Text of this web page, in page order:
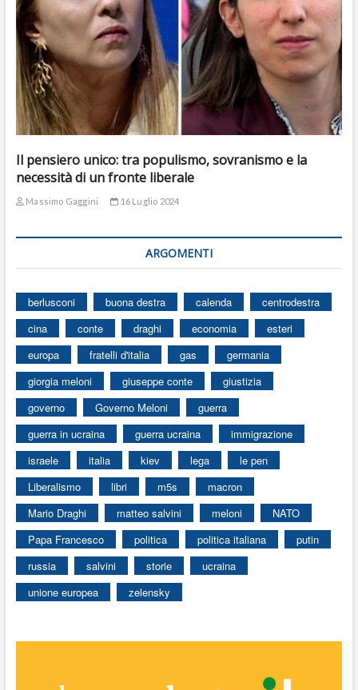
Il pensiero unico: tra populismo, sovranismo e la
necessità di un fronte liberale
Massimo Gaggini 16 Luglio 2024
ARGOMENTI
berlusconi buona destra calenda
centrodestra
cina
conte draghi economia
esteri
europa
fratelli d'italia gas
germania
giorgia meloni
giuseppe conte
giustizia
governo
Governo Meloni
guerra
guerra in ucraina
guerra ucraina
immigrazione
israele
italia kiev lega
le pen
Liberalismo
libri m5s
macron
Mario Draghi
matteo salvini meloni
NATO
Papa Francesco
politica politica italiana
putin
russia
salvini storie
ucraina
unione europea
zelensky